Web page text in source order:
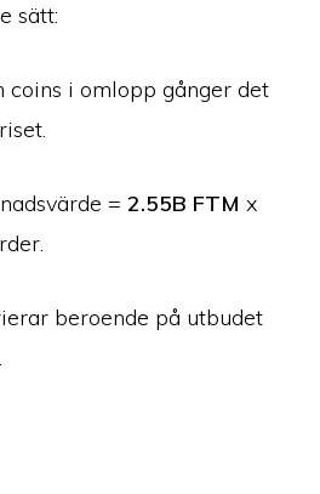
sätt:
coins i omlopp gånger det
=2.55B FTM x
beroende på utbudet